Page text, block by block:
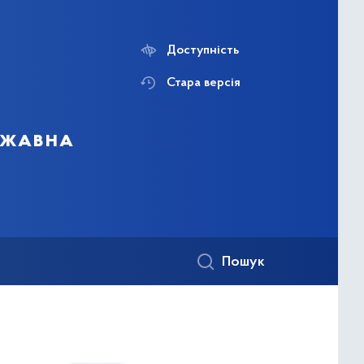
Доступність
Стара версія
Пошук